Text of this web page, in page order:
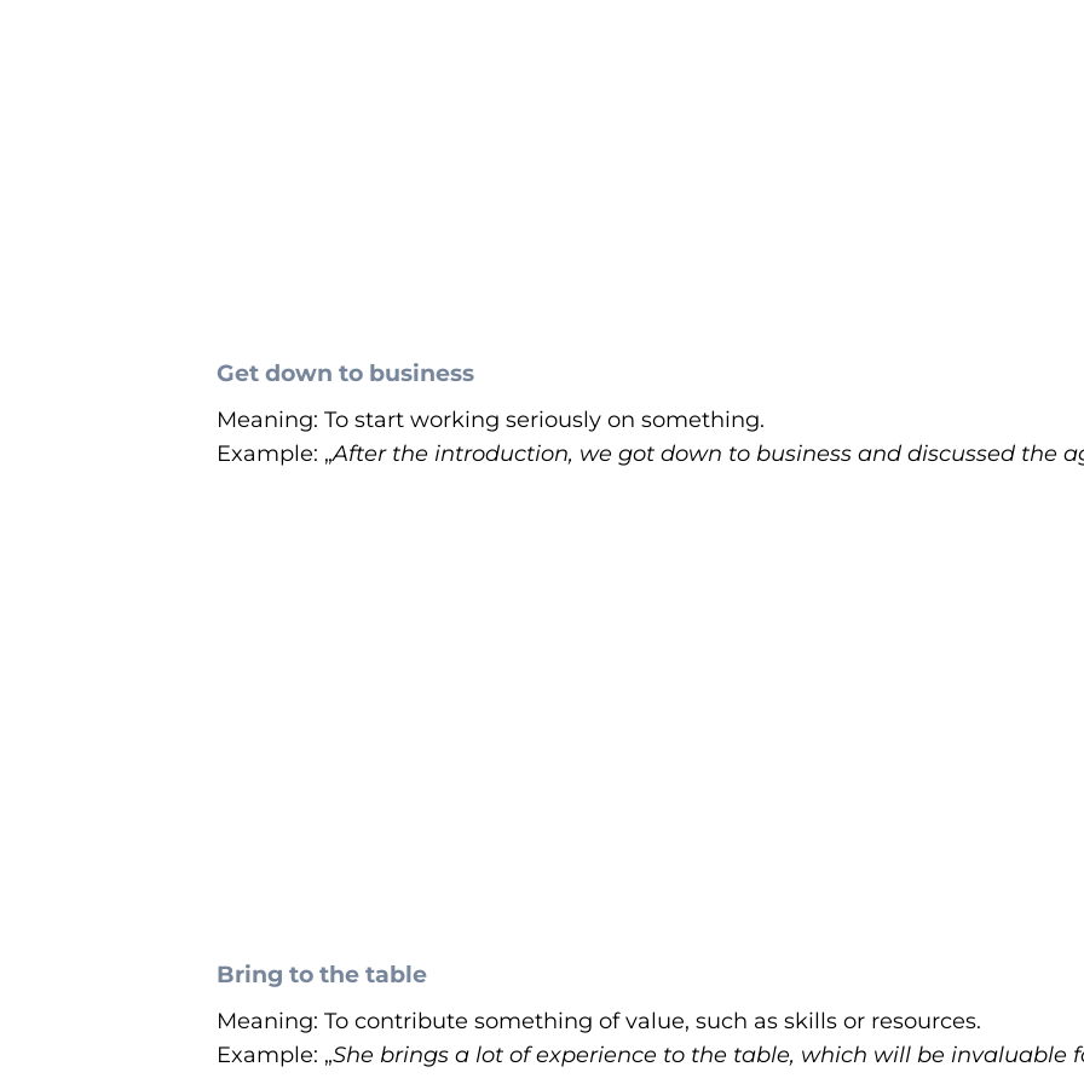
Get down to business
Meaning: To start working seriously on something.
Example: „After the introduction, we got down to business and discussed the
Bring to the table
Meaning: To contribute something of value, such as skills or resources.
Example: „She brings a lot of experience to the table, which will be invaluable